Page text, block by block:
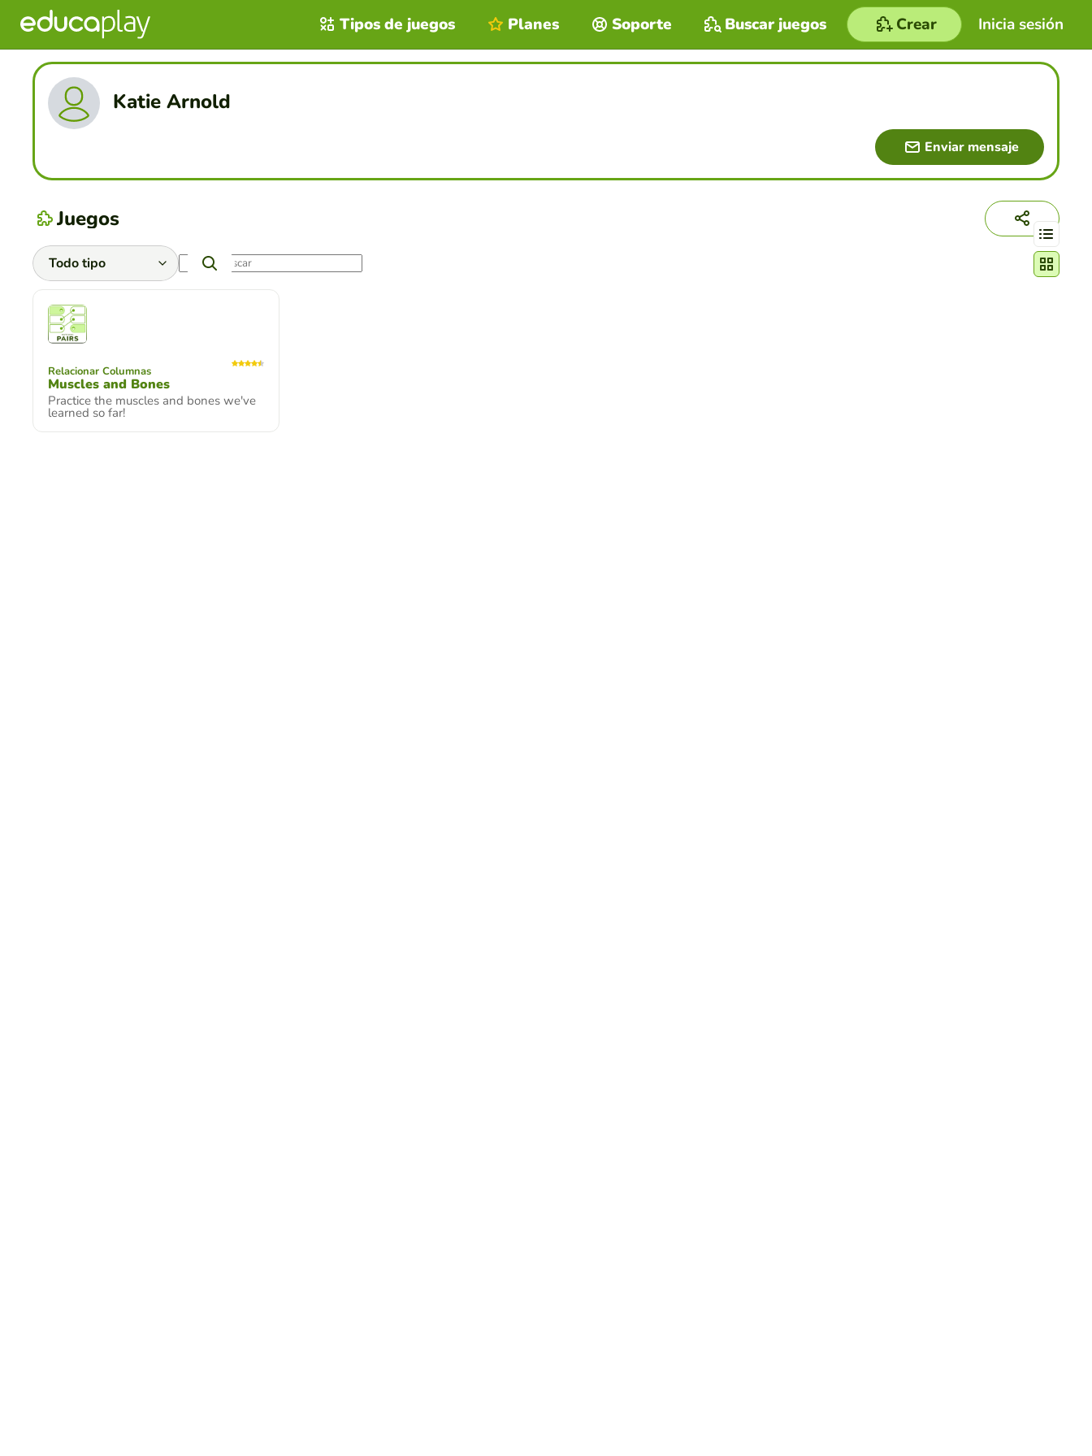
Inicia sesión
Tipos de juegos Planes Soporte Buscar juegos Crear
Katie Arnold
Enviar mensaje
Juegos Cambiar
Relacionar Columnas
Muscles and Bones
Practice the muscles and bones we've
learned so far!